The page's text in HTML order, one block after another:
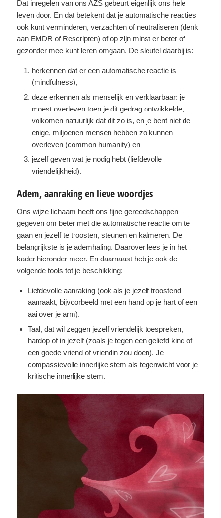
Dat inregelen van ons AZS gebeurt eigenlijk ons hele
leven door. En dat betekent dat je automatische reacties
ook kunt verminderen, verzachten of neutraliseren (denk
aan EMDR of Rescripten) of op zijn minst er beter of
gezonder mee kunt leren omgaan. De sleutel daarbij is:
herkennen dat er een automatische reactie is
(mindfulness),
deze erkennen als menselijk en verklaarbaar: je
moest overleven toen je dit gedrag ontwikkelde,
volkomen natuurlijk dat dit zo is, en je bent niet de
enige, miljoenen mensen hebben zo kunnen
overleven (common humanity) en
jezelf geven wat je nodig hebt (liefdevolle
vriendelijkheid).
Adem, aanraking en lieve woordjes
Ons wijze lichaam heeft ons fijne gereedschappen
gegeven om beter met die automatische reactie om te
gaan en jezelf te troosten, steunen en kalmeren. De
belangrijkste is je ademhaling. Daarover lees je in het
kader hieronder meer. En daarnaast heb je ook de
volgende tools tot je beschikking:
Liefdevolle aanraking (ook als je jezelf troostend
aanraakt, bijvoorbeeld met een hand op je hart of een
aai over je arm).
Taal, dat wil zeggen jezelf vriendelijk toespreken,
hardop of in jezelf (zoals je tegen een geliefd kind of
een goede vriend of vriendin zou doen). Je
compassievolle innerlijke stem als tegenwicht voor je
kritische innerlijke stem.